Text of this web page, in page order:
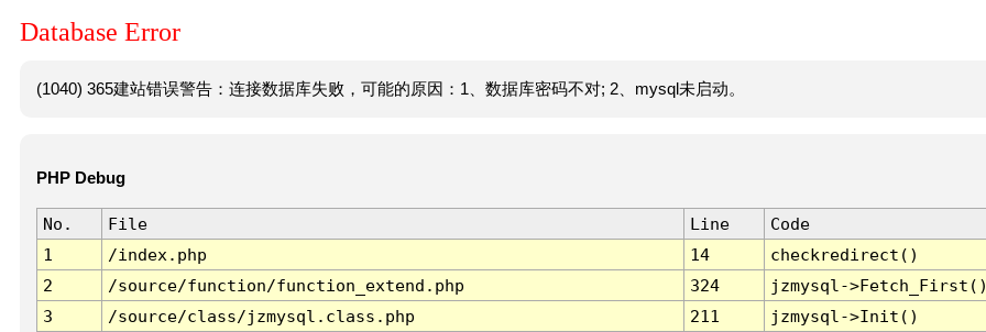
Database Error
(1040) 365建站错误警告：连接数据库失败，可能的原因：1、数据库密码不对; 2、mysql未启动。
PHP Debug
No. File Line
Code
1
/index.php 14
checkredirect()
2
/source/function/function_extend.php 324
jzmysql-
3
/source/class/jzmysql.class.php 211
jzmysql->Init()